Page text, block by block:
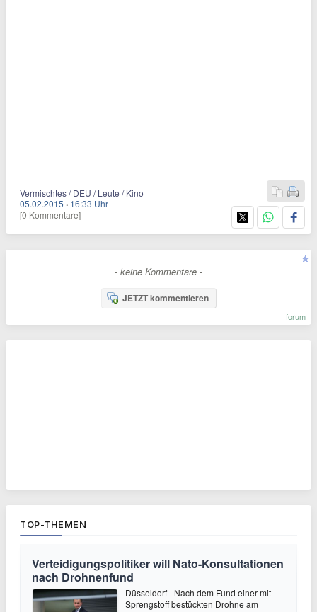
Vermischtes / DEU / Leute / Kino
05.02.2015 · 16:33 Uhr
[0 Kommentare]
- keine Kommentare -
JETZT kommentieren
forum
TOP-THEMEN
Verteidigungspolitiker will Nato-Konsultationen
nach Drohnenfund
Düsseldorf - Nach dem Fund einer mit
Sprengstoff bestückten Drohne am